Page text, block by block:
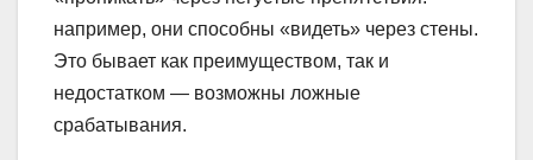
например, они способны «видеть» через стены.
Это бывает как преимуществом, так и
недостатком — возможны ложные
срабатывания.